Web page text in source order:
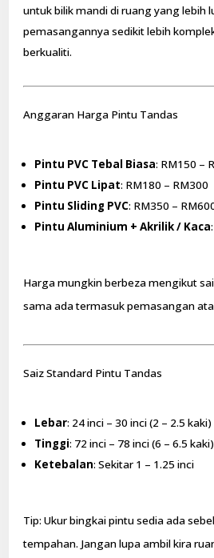
untuk bilik mandi di ruang yang lebih
pemasangannya sedikit lebih
berkualiti.
Anggaran Harga Pintu Tandas
Pintu PVC Tebal Biasa: RM150 –
Pintu PVC Lipat: RM180 – RM300
Pintu Sliding PVC: RM350 –
Pintu Aluminium + Akrilik / Kaca
Harga mungkin berbeza mengikut
sama ada termasuk pemasangan
Saiz Standard Pintu Tandas
Lebar: 24 inci – 30 inci (2 – 2.5 kaki)
Tinggi: 72 inci – 78 inci (6 – 6.5 kaki)
Ketebalan: Sekitar 1 – 1.25 inci
Tip: Ukur bingkai pintu sedia ada
tempahan. Jangan lupa ambil kira